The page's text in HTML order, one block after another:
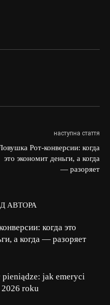
наступна стаття
Рот-конверсии: когда
это экономит деньги, а когда
— разоряет
АВТОРА
когда это
а когда — разоряет
pieniądze: jak emeryci
roku